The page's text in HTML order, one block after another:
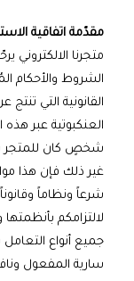
مقدّمة اتفاقية
متجرنا
الشروط والأحكام
القانونية التي
العنكبوتية عبر
شخصٍ كان للمتجر
غير ذلك فإن هذا
شرعاً ونظاماً
لالتزامكم
جميع أنواع
سارية المفعول